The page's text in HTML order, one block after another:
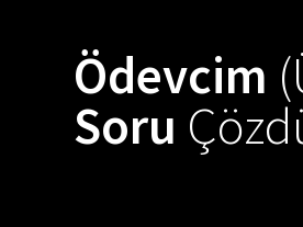
Ödevcim
Soru